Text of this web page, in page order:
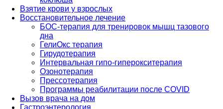
Взятие крови у взрослых
Восстановительное лечение
БОС-терапия для тренировок мышц тазового
дна
ГелиОкс терапия
Гирудотерапия
Интервальная гипо-гиперокситерапия
Озонотерапия
Прессотерапия
Программы реабилитации после СOVID
Вызов врача на дом